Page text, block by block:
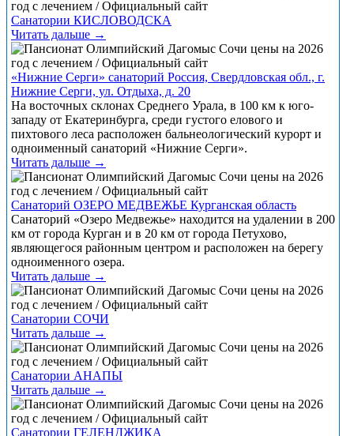
Санатории КИСЛОВОДСКА
Читать дальше →
«Нижние Серги» санаторий Россия, Свердловская обл., г.
Нижние Серги, ул. Отдыха, д. 20
На восточных склонах Среднего Урала, в 100 км к юго-
западу от Екатеринбурга, среди густого елового и
пихтового леса расположен бальнеологический курорт и
одноименный санаторий «Нижние Серги».
Читать дальше →
Санаторий ОЗЕРО МЕДВЕЖЬЕ Курганская область
Санаторий «Озеро Медвежье» находится на удалении в 200
км от города Курган и в 20 км от города Петухово,
являющегося районным центром и расположен на берегу
одноименного озера.
Читать дальше →
Санатории СОЧИ
Читать дальше →
Санатории АНАПЫ
Читать дальше →
Санатории ГЕЛЕНДЖИКА